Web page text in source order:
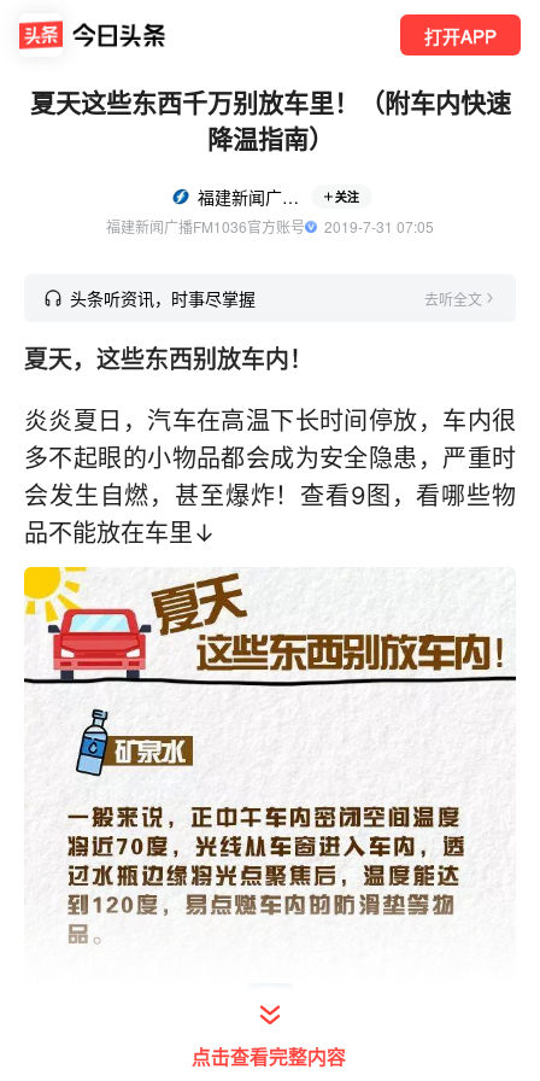
打开APP
夏天这些东西千万别放车里！（附车内快速
降温指南）
福建新闻广播FM1036 关注
福建新闻广播FM1036官方账号
  2019-7-31 07:05
头条听资讯，时事尽掌握 去听全文
夏天，这些东西别放车内！
炎炎夏日，汽车在高温下长时间停放，车内很
多不起眼的小物品都会成为安全隐患，严重时
会发生自燃，甚至爆炸！查看9图，看哪些物
品不能放在车里↓
点击查看完整内容